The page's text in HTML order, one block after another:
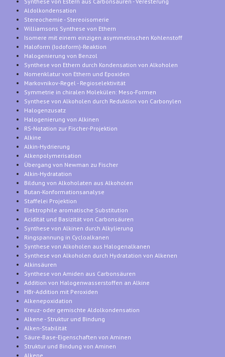
Aldolkondensation
Stereochemie - Stereoisomerie
Williamsons Synthese von Ethern
Isomere mit einem einzigen asymmetrischen Kohlenstoff
Haloform (Iodoform)-Reaktion
Halogenierung von Benzol
Synthese von Ethern durch Kondensation von Alkoholen
Nomenklatur von Ethern und Epoxiden
Markovnikov-Regel - Regioselektivität
Symmetrie in chiralen Molekülen: Meso-Formen
Synthese von Alkoholen durch Reduktion von Carbonylen
Halogenzusatz
Halogenierung von Alkinen
RS-Notation zur Fischer-Projektion
Alkine
Alkin-Hydrierung
Alkenpolymerisation
Übergang von Newman zu Fischer
Alkin-Hydratation
Bildung von Alkoholaten aus Alkoholen
Butan-Konformationsanalyse
Staffelei Projektion
Elektrophile aromatische Substitution
Acidität und Basizität von Carbonsäuren
Synthese von Alkinen durch Alkylierung
Ringspannung in Cycloalkanen
Synthese von Alkoholen aus Halogenalkanen
Synthese von Alkoholen durch Hydratation von Alkenen
Alkinsäuren
Synthese von Amiden aus Carbonsäuren
Addition von Halogenwasserstoffen an Alkine
HBr-Addition mit Peroxiden
Alkenepoxidation
Kreuz- oder gemischte Aldolkondensation
Alkene - Struktur und Bindung
Alken-Stabilität
Säure-Base-Eigenschaften von Aminen
Struktur und Bindung von Aminen
Alkene